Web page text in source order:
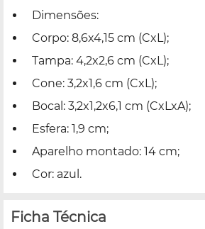
Dimensões:
Corpo: 8,6x4,15 cm (CxL);
Tampa: 4,2x2,6 cm (CxL);
Cone: 3,2x1,6 cm (CxL);
Bocal: 3,2x1,2x6,1 cm (CxLxA);
Esfera: 1,9 cm;
Aparelho montado: 14 cm;
Cor: azul.
Ficha Técnica